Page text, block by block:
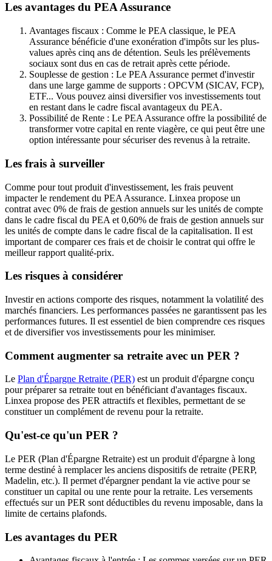
Les avantages du PEA Assurance
Avantages fiscaux : Comme le PEA classique, le PEA
Assurance bénéficie d'une exonération d'impôts sur les plus-
values après cinq ans de détention. Seuls les prélèvements
sociaux sont dus en cas de retrait après cette période.
Souplesse de gestion : Le PEA Assurance permet d'investir
dans une large gamme de supports : OPCVM (SICAV, FCP),
ETF... Vous pouvez ainsi diversifier vos investissements tout
en restant dans le cadre fiscal avantageux du PEA.
Possibilité de Rente : Le PEA Assurance offre la possibilité de
transformer votre capital en rente viagère, ce qui peut être une
option intéressante pour sécuriser des revenus à la retraite.
Les frais à surveiller
Comme pour tout produit d'investissement, les frais peuvent
impacter le rendement du PEA Assurance. Linxea propose un
contrat avec 0% de frais de gestion annuels sur les unités de compte
dans le cadre fiscal du PEA et 0,60% de frais de gestion annuels sur
les unités de compte dans le cadre fiscal de la capitalisation. Il est
important de comparer ces frais et de choisir le contrat qui offre le
meilleur rapport qualité-prix.
Les risques à considérer
Investir en actions comporte des risques, notamment la volatilité des
marchés financiers. Les performances passées ne garantissent pas les
performances futures. Il est essentiel de bien comprendre ces risques
et de diversifier vos investissements pour les minimiser.
Comment augmenter sa retraite avec un PER ?
Le Plan d'Épargne Retraite (PER) est un produit d'épargne conçu
pour préparer sa retraite tout en bénéficiant d'avantages fiscaux.
Linxea propose des PER attractifs et flexibles, permettant de se
constituer un complément de revenu pour la retraite.
Qu'est-ce qu'un PER ?
Le PER (Plan d'Épargne Retraite) est un produit d'épargne à long
terme destiné à remplacer les anciens dispositifs de retraite (PERP,
Madelin, etc.). Il permet d'épargner pendant la vie active pour se
constituer un capital ou une rente pour la retraite. Les versements
effectués sur un PER sont déductibles du revenu imposable, dans la
limite de certains plafonds.
Les avantages du PER